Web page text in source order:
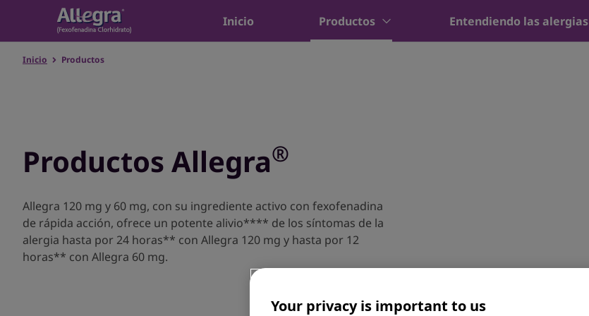
Inicio Productos Entendiendo las alergias
Inicio Productos
Productos Allegra®
Allegra 120 mg y 60 mg, con su ingrediente activo con fexofenadina
de rápida acción, ofrece un potente alivio**** de los síntomas de la
alergia hasta por 24 horas** con Allegra 120 mg y hasta por 12
horas** con Allegra 60 mg.
Your privacy is important to us